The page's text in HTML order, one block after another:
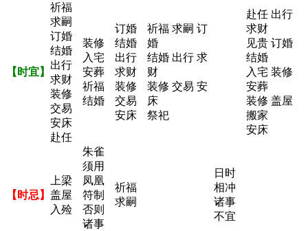
【时宜】
祈福
求嗣
订婚
结婚
出行
求财
装修
交易
安床
赴任
装修
入宅
安葬
祈福
结婚
订婚
结婚
出行
求财
装修
交易
安床
祈福 求嗣 订
婚
结婚 出行 求
财
装修 交易 安
床
祭祀
赴任 出行
求财
见贵 订婚
结婚
入宅 装修
安葬
装修 盖屋
搬家
安床
【时忌】
上梁
盖屋
入殓
朱雀
须用
凤凰
符制
否则
诸事
祈福
求嗣
日时
相冲
诸事
不宜